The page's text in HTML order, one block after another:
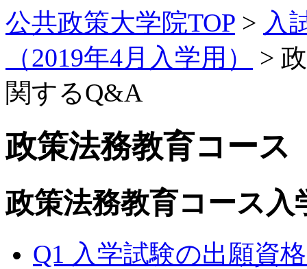
公共政策大学院TOP > 入
（2019年4月入学用）
>
関するQ&A
政策法務教育コース
政策法務教育コース
Q1 入学試験の出願資